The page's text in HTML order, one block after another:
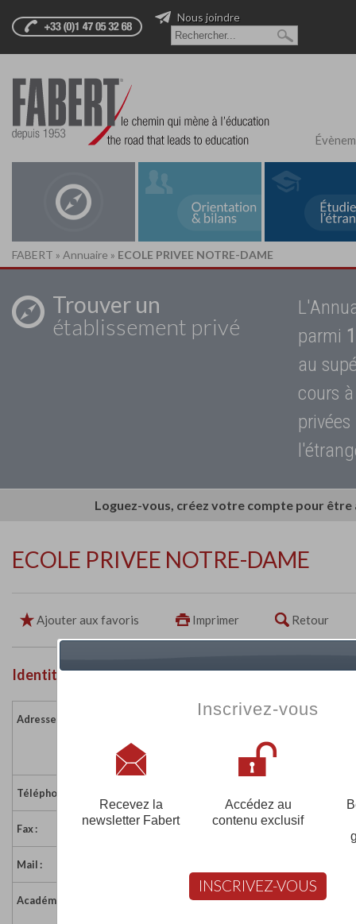
Nous joindre
FABERT » Annuaire » ECOLE PRIVEE NOTRE-DAME
Trouver un
établissement privé
parmi
au
cours
Loguez-vous, créez votre compte pour
ECOLE PRIVEE NOTRE-DAME
Ajouter aux favoris Imprimer Retour
Identité de l'établissement
Adresse :
4 rue du Capitaine de Mazenod
85220 LANDEVIEILLE
Téléphone :
Fax : 02 51 90 21 91
Mail :
Académie :
Académie de Nantes
Inscrivez-vous
Recevez la
newsletter Fabert
Accédez au
contenu exclusif
INSCRIVEZ-VOUS